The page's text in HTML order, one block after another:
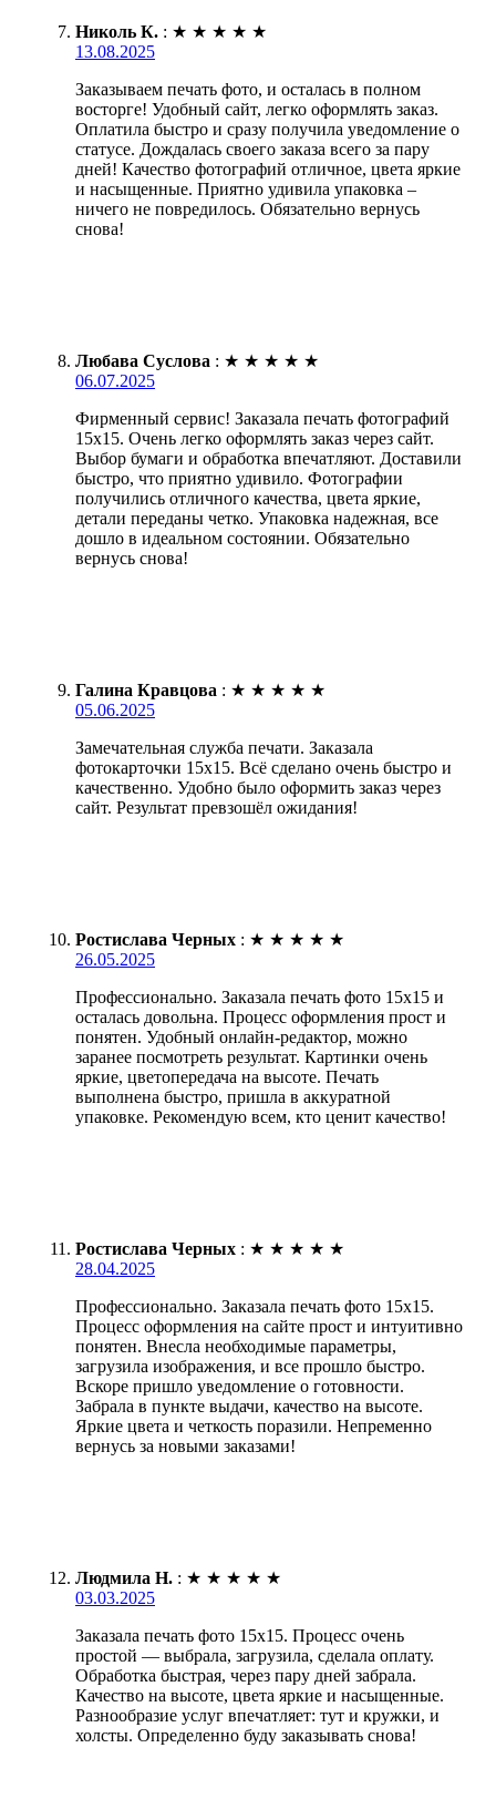
Николь К. : ★ ★ ★ ★ ★
13.08.2025
Заказываем печать фото, и осталась в полном
восторге! Удобный сайт, легко оформлять заказ.
Оплатила быстро и сразу получила уведомление о
статусе. Дождалась своего заказа всего за пару
дней! Качество фотографий отличное, цвета яркие
и насыщенные. Приятно удивила упаковка –
ничего не повредилось. Обязательно вернусь
снова!
Любава Суслова : ★ ★ ★ ★ ★
06.07.2025
Фирменный сервис! Заказала печать фотографий
15х15. Очень легко оформлять заказ через сайт.
Выбор бумаги и обработка впечатляют. Доставили
быстро, что приятно удивило. Фотографии
получились отличного качества, цвета яркие,
детали переданы четко. Упаковка надежная, все
дошло в идеальном состоянии. Обязательно
вернусь снова!
Галина Кравцова : ★ ★ ★ ★ ★
05.06.2025
Замечательная служба печати. Заказала
фотокарточки 15х15. Всё сделано очень быстро и
качественно. Удобно было оформить заказ через
сайт. Результат превзошёл ожидания!
Ростислава Черных : ★ ★ ★ ★ ★
26.05.2025
Профессионально. Заказала печать фото 15х15 и
осталась довольна. Процесс оформления прост и
понятен. Удобный онлайн-редактор, можно
заранее посмотреть результат. Картинки очень
яркие, цветопередача на высоте. Печать
выполнена быстро, пришла в аккуратной
упаковке. Рекомендую всем, кто ценит качество!
Ростислава Черных : ★ ★ ★ ★ ★
28.04.2025
Профессионально. Заказала печать фото 15х15.
Процесс оформления на сайте прост и интуитивно
понятен. Внесла необходимые параметры,
загрузила изображения, и все прошло быстро.
Вскоре пришло уведомление о готовности.
Забрала в пункте выдачи, качество на высоте.
Яркие цвета и четкость поразили. Непременно
вернусь за новыми заказами!
Людмила Н. : ★ ★ ★ ★ ★
03.03.2025
Заказала печать фото 15х15. Процесс очень
простой — выбрала, загрузила, сделала оплату.
Обработка быстрая, через пару дней забрала.
Качество на высоте, цвета яркие и насыщенные.
Разнообразие услуг впечатляет: тут и кружки, и
холсты. Определенно буду заказывать снова!